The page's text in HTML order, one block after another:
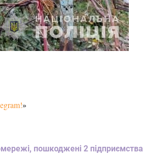
»
пошкоджені 2 підприємства